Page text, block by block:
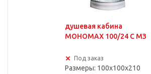
душевая кабина
МОНОМАХ 100/24 С МЗ
Под заказ
Размеры: 100x100x210